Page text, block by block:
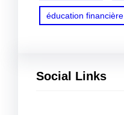
éducation financière
Social Links